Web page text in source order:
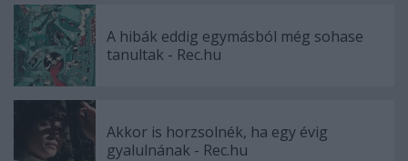
A hibák eddig egymásból még sohase
tanultak - Rec.hu
Akkor is horzsolnék, ha egy évig
gyalulnának - Rec.hu